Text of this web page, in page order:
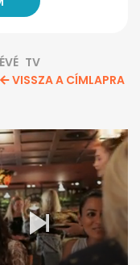
TV
VISSZA A CÍMLAPRA